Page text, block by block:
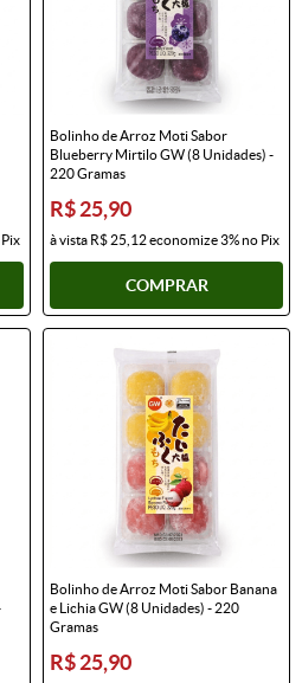
Bolinho de Arroz Moti Sabor
Blueberry Mirtilo GW (8 Unidades) -
220 Gramas
R$ 25,90
à vista R$ 25,12economize3%no Pix
COMPRAR
Bolinho de Arroz Moti Sabor Banana
e Lichia GW (8 Unidades) - 220
Gramas
R$ 25,90